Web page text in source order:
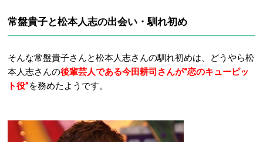
常盤貴子と松本人志の出会い・馴れ初め
そんな常盤貴子さんと松本人志さんの馴れ初めは、どうやら松
本人志さんの後輩芸人である今田耕司さんが“恋のキューピッ
ト役”を務めたようです。